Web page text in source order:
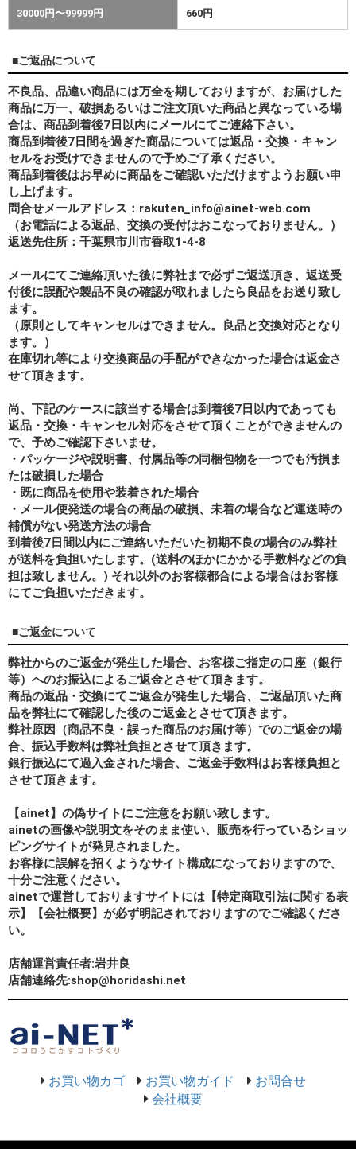
30000円〜99999円 660円
■ご返品について
不良品、品違い商品には万全を期しておりますが、お届けした
商品に万一、破損あるいはご注文頂いた商品と異なっている場
合は、商品到着後7日以内にメールにてご連絡下さい。
商品到着後7日間を過ぎた商品については返品・交換・キャン
セルをお受けできませんので予めご了承ください。
商品到着後はお早めに商品をご確認いただけますようお願い申
し上げます。
問合せメールアドレス：rakuten_info@ainet-web.com
（お電話による返品、交換の受付はおこなっておりません。）
返送先住所：千葉県市川市香取1-4-8
メールにてご連絡頂いた後に弊社まで必ずご返送頂き、返送受
付後に誤配や製品不良の確認が取れましたら良品をお送り致し
ます。
（原則としてキャンセルはできません。良品と交換対応となり
ます。）
在庫切れ等により交換商品の手配ができなかった場合は返金さ
せて頂きます。
尚、下記のケースに該当する場合は到着後7日以内であっても
返品・交換・キャンセル対応をさせて頂くことができませんの
で、予めご確認下さいませ。
・パッケージや説明書、付属品等の同梱包物を一つでも汚損ま
たは破損した場合
・既に商品を使用や装着された場合
・メール便発送の場合の商品の破損、未着の場合など運送時の
補償がない発送方法の場合
到着後7日間以内にご連絡いただいた初期不良の場合のみ弊社
が送料を負担いたします。(送料のほかにかかる手数料などの負
担は致しません。) それ以外のお客様都合による場合はお客様
にてご負担いただきます。
■ご返金について
弊社からのご返金が発生した場合、お客様ご指定の口座（銀行
等）へのお振込によるご返金とさせて頂きます。
商品の返品・交換にてご返金が発生した場合、ご返品頂いた商
品を弊社にて確認した後のご返金とさせて頂きます。
弊社原因（商品不良・誤った商品のお届け等）でのご返金の場
合、振込手数料は弊社負担とさせて頂きます。
銀行振込にて過入金された場合、ご返金手数料はお客様負担と
させて頂きます。
【ainet】の偽サイトにご注意をお願い致します。
ainetの画像や説明文をそのまま使い、販売を行っているショッ
ピングサイトが発見されました。
お客様に誤解を招くようなサイト構成になっておりますので、
十分ご注意ください。
ainetで運営しておりますサイトには【特定商取引法に関する表
示】【会社概要】が必ず明記されておりますのでご確認くださ
い。
店舗運営責任者:岩井良
店舗連絡先:shop@horidashi.net
お買い物カゴ お買い物ガイド
お問合せ
会社概要